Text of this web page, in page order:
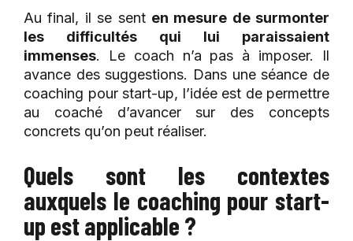
Au final, il se sent en mesure de surmonter
les difficultés qui lui paraissaient
immenses. Le coach n’a pas à imposer. Il
avance des suggestions. Dans une séance de
coaching pour start-up, l’idée est de permettre
au coaché d’avancer sur des concepts
concrets qu’on peut réaliser.
Quels sont les contextes
auxquels le coaching pour start-
up est applicable ?